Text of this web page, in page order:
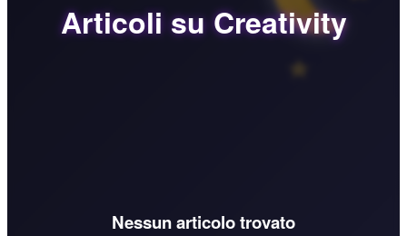
Articoli su Creativity
Nessun articolo trovato